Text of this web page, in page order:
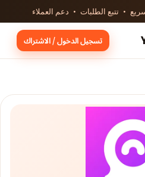
· تتبع الطلبات · دعم العملاء
تسجيل الدخول / الاشتراك